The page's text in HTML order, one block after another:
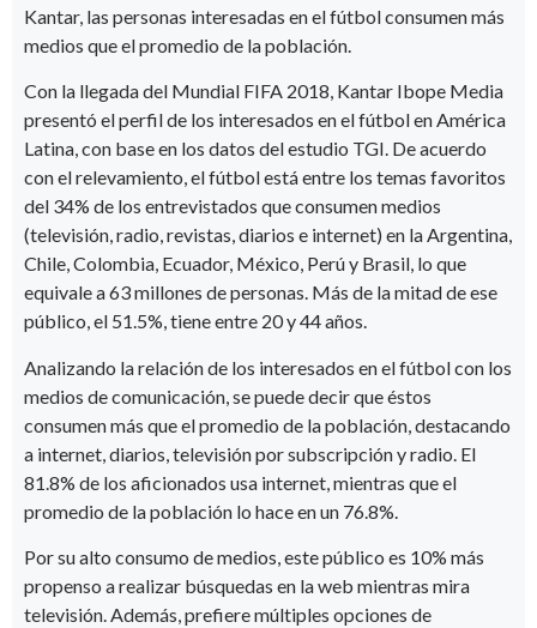
Kantar, las personas interesadas en el fútbol consumen más
medios que el promedio de la población.
Con la llegada del Mundial FIFA 2018, Kantar Ibope Media
presentó el perfil de los interesados en el fútbol en América
Latina, con base en los datos del estudio TGI. De acuerdo
con el relevamiento, el fútbol está entre los temas favoritos
del 34% de los entrevistados que consumen medios
(televisión, radio, revistas, diarios e internet) en la Argentina,
Chile, Colombia, Ecuador, México, Perú y Brasil, lo que
equivale a 63 millones de personas. Más de la mitad de ese
público, el 51.5%, tiene entre 20 y 44 años.
Analizando la relación de los interesados en el fútbol con los
medios de comunicación, se puede decir que éstos
consumen más que el promedio de la población, destacando
a internet, diarios, televisión por subscripción y radio. El
81.8% de los aficionados usa internet, mientras que el
promedio de la población lo hace en un 76.8%.
Por su alto consumo de medios, este público es 10% más
propenso a realizar búsquedas en la web mientras mira
televisión. Además, prefiere múltiples opciones de